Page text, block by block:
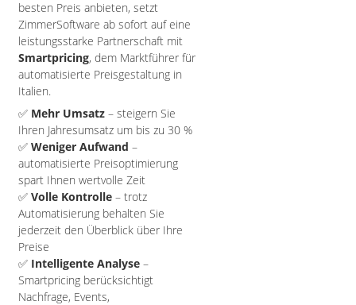
besten Preis anbieten, setzt
ZimmerSoftware ab sofort auf eine
leistungsstarke Partnerschaft mit
Smartpricing, dem Marktführer für
automatisierte Preisgestaltung in
Italien.
✅ Mehr Umsatz – steigern Sie
Ihren Jahresumsatz um bis zu 30 %
✅ Weniger Aufwand –
automatisierte Preisoptimierung
spart Ihnen wertvolle Zeit
✅ Volle Kontrolle – trotz
Automatisierung behalten Sie
jederzeit den Überblick über Ihre
Preise
✅ Intelligente Analyse –
Smartpricing berücksichtigt
Nachfrage, Events,